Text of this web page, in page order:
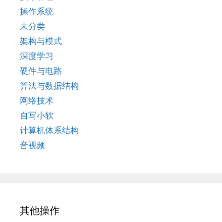
操作系统
未分类
架构与模式
深度学习
硬件与电路
算法与数据结构
网络技术
自写小软
计算机体系结构
音视频
其他操作